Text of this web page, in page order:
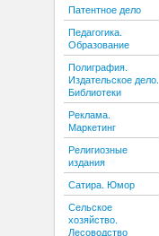
Патентное дело
Педагогика.
Образование
Полиграфия.
Издательское дело.
Библиотеки
Реклама.
Маркетинг
Религиозные
издания
Сатира. Юмор
Сельское
хозяйство.
Лесоводство